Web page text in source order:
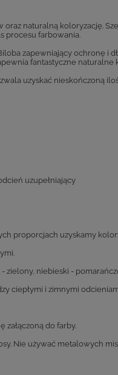
naturalną koloryzację.
procesu farbowania.
zapewniający ochronę i
fantastyczne naturalne
uzyskać nieskończoną
uzupełniający
proporcjach uzyskamy
niebieski -
ciepłymi i zimnymi
załączoną do farby.
Nie używać metalowych